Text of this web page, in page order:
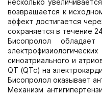
возвращается к
эффект достигается
сохраняется в течение
Бисопролол
синоатриального и
QT (QTc) на
Бисопролол оказывает
Механизм